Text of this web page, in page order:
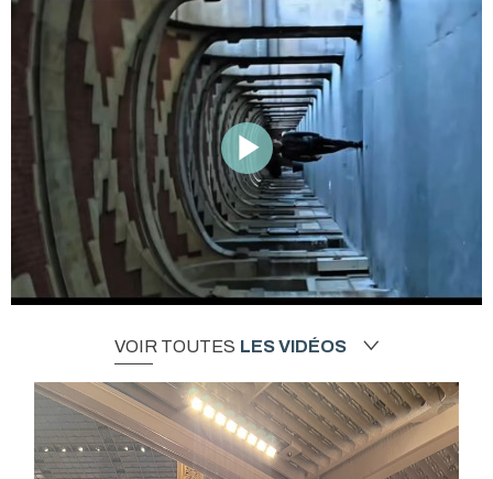
VOIR TOUTES LES VIDÉOS